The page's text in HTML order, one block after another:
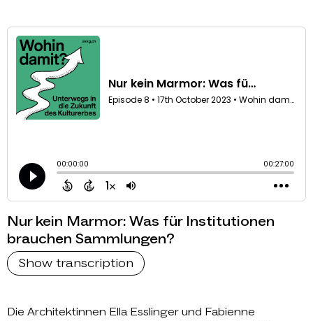
Nur kein Marmor: Was für Institutionen
brauchen Sammlungen?
Show transcription
Die Architektinnen Ella Esslinger und Fabienne